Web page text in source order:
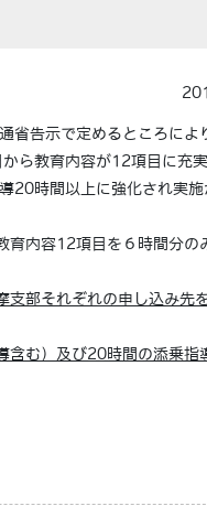
省告示で定めるところによ
ら教育内容が12項目に充
20時間以上に強化され実施
育内容12項目を６時間分の
支部それぞれの申し込み先
含む）及び20時間の添乗指